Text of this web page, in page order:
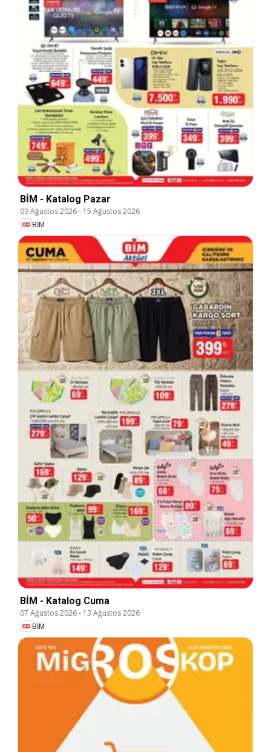
BİM - Katalog Pazar
09 Ağustos 2026- 15 Ağustos 2026
BİM
BİM - Katalog Cuma
07 Ağustos 2026- 13 Ağustos 2026
BİM